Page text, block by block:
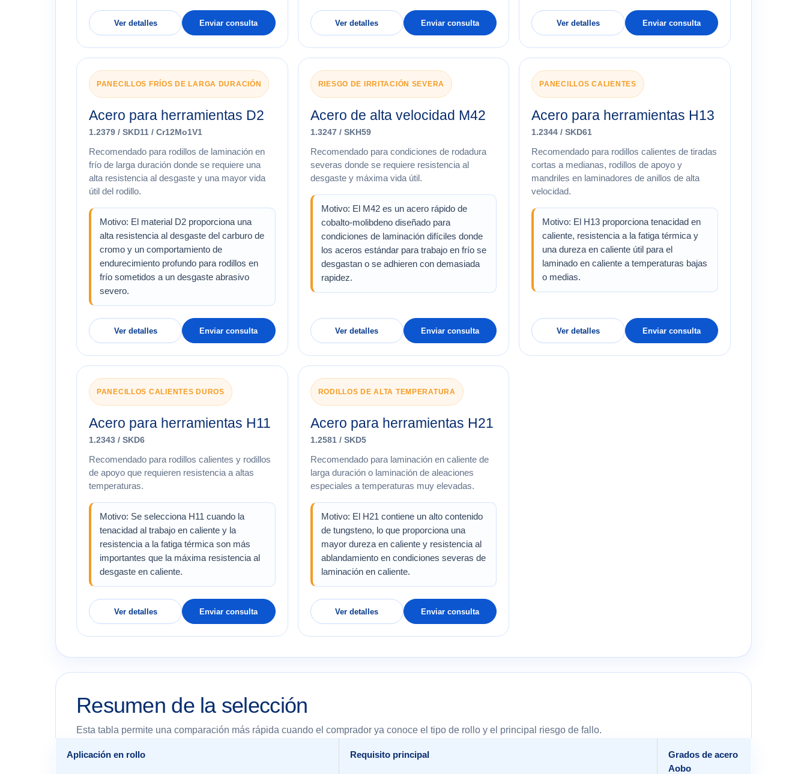
Ver detalles Enviar consulta Ver detalles Enviar consulta Ver detalles Enviar consulta
PANECILLOS FRÍOS DE LARGA DURACIÓN
Acero para herramientas D2
1.2379 / SKD11 / Cr12Mo1V1
Recomendado para rodillos de laminación en
frío de larga duración donde se requiere una
alta resistencia al desgaste y una mayor vida
útil del rodillo.
Motivo: El material D2 proporciona una
alta resistencia al desgaste del carburo de
cromo y un comportamiento de
endurecimiento profundo para rodillos en
frío sometidos a un desgaste abrasivo
severo.
Ver detalles Enviar consulta
RIESGO DE IRRITACIÓN SEVERA
Acero de alta velocidad M42
1.3247 / SKH59
Recomendado para condiciones de rodadura
severas donde se requiere resistencia al
desgaste y máxima vida útil.
Motivo: El M42 es un acero rápido de
cobalto-molibdeno diseñado para
condiciones de laminación difíciles donde
los aceros estándar para trabajo en frío se
desgastan o se adhieren con demasiada
rapidez.
Ver detalles Enviar consulta
PANECILLOS CALIENTES
Acero para herramientas H13
1.2344 / SKD61
Recomendado para rodillos calientes de tiradas
cortas a medianas, rodillos de apoyo y
mandriles en laminadores de anillos de alta
velocidad.
Motivo: El H13 proporciona tenacidad en
caliente, resistencia a la fatiga térmica y
una dureza en caliente útil para el
laminado en caliente a temperaturas bajas
o medias.
Ver detalles Enviar consulta
PANECILLOS CALIENTES DUROS
Acero para herramientas H11
1.2343 / SKD6
Recomendado para rodillos calientes y rodillos
de apoyo que requieren resistencia a altas
temperaturas.
Motivo: Se selecciona H11 cuando la
tenacidad al trabajo en caliente y la
resistencia a la fatiga térmica son más
importantes que la máxima resistencia al
desgaste en caliente.
Ver detalles Enviar consulta
RODILLOS DE ALTA TEMPERATURA
Acero para herramientas H21
1.2581 / SKD5
Recomendado para laminación en caliente de
larga duración o laminación de aleaciones
especiales a temperaturas muy elevadas.
Motivo: El H21 contiene un alto contenido
de tungsteno, lo que proporciona una
mayor dureza en caliente y resistencia al
ablandamiento en condiciones severas de
laminación en caliente.
Ver detalles Enviar consulta
Resumen de la selección
Esta tabla permite una comparación más rápida cuando el comprador ya conoce el tipo de rollo y el principal riesgo de fallo.
Aplicación en rollo Requisito principal
Grados de acero
Aobo